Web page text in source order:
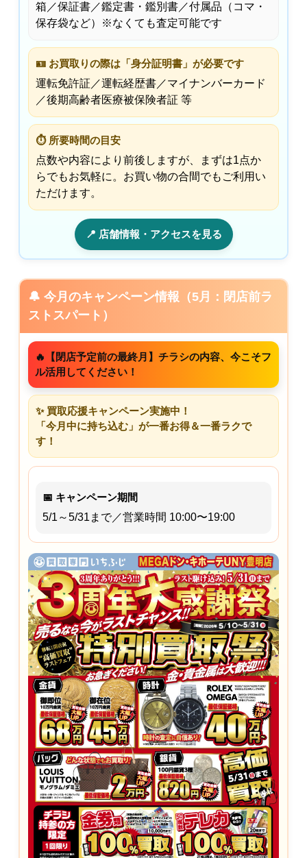
箱／保証書／鑑定書・鑑別書／付属品（コマ・
保存袋など）※なくても査定可能です
🪪 お買取りの際は「身分証明書」が必要です
運転免許証／運転経歴書／マイナンバーカード
／後期高齢者医療被保険者証 等
⏱ 所要時間の目安
点数や内容により前後しますが、まずは1点か
らでもお気軽に。お買い物の合間でもご利用い
ただけます。
📍 店舗情報・アクセスを見る
🔔 今月のキャンペーン情報（5月：閉店前ラ
ストスパート）
🔥【閉店予定前の最終月】チラシの内容、今こそフ
ル活用してください！
✨ 買取応援キャンペーン実施中！
「今月中に持ち込む」が一番お得＆一番ラクで
す！
📅 キャンペーン期間
5/1～5/31まで／営業時間 10:00〜19:00